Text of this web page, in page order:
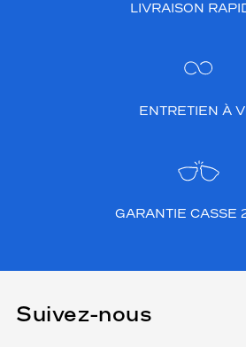
LIVRAISON
ENTRETIEN À
GARANTIE CASSE
Suivez-nous